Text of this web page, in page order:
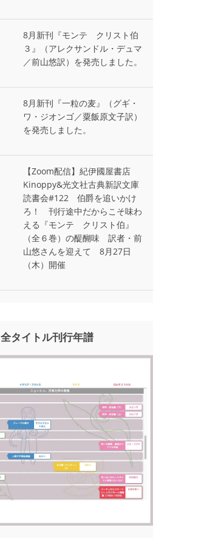
8月新刊『モンテ゠クリスト伯
３』（アレクサンドル・デュマ
／前山悠訳）を発売しました。
8月新刊『一粒の麦』（グギ・
ワ・ジオンゴ／粟飯原文子訳）
を発売しました。
【Zoom配信】紀伊國屋書店
Kinoppy&光文社古典新訳文庫
読書会#122 伯爵を追いかけ
ろ！ 刊行途中だからこそ味わ
える『モンテ゠クリスト伯』
（全６巻）の醍醐味 訳者・前
山悠さんを迎えて 8月27日
（木）開催
全タイトル刊行年譜